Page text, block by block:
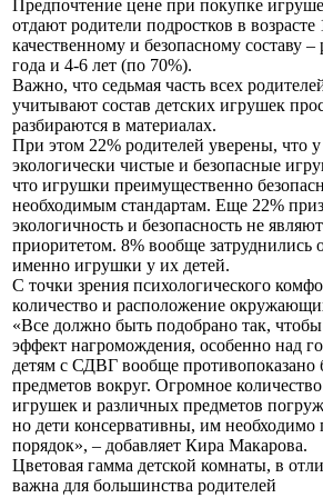
Предпочтение цене при покупке
отдают родители подростков в возрасте
качественному и безопасному составу –
года и 4-6 лет (по 70%).
Важно, что седьмая часть всех
учитывают состав детских игрушек
разбираются в материалах.
При этом 22% родителей уверены, что у
экологически чистые и безопасные
что игрушки преимущественно
необходимым стандартам. Еще 22%
экологичность и безопасность не
приоритетом. 8% вообще затруднились
именно игрушки у их детей.
С точки зрения психологического
количество и расположение
«Все должно быть подобрано так, чтобы
эффект нагромождения, особенно над
детям с СДВГ вообще противопоказано
предметов вокруг. Огромное
игрушек и различных предметов
но дети консервативны, им необходимо
порядок», – добавляет Кира Макарова.
Цветовая гамма детской комнаты, в
важна для большинства родителей